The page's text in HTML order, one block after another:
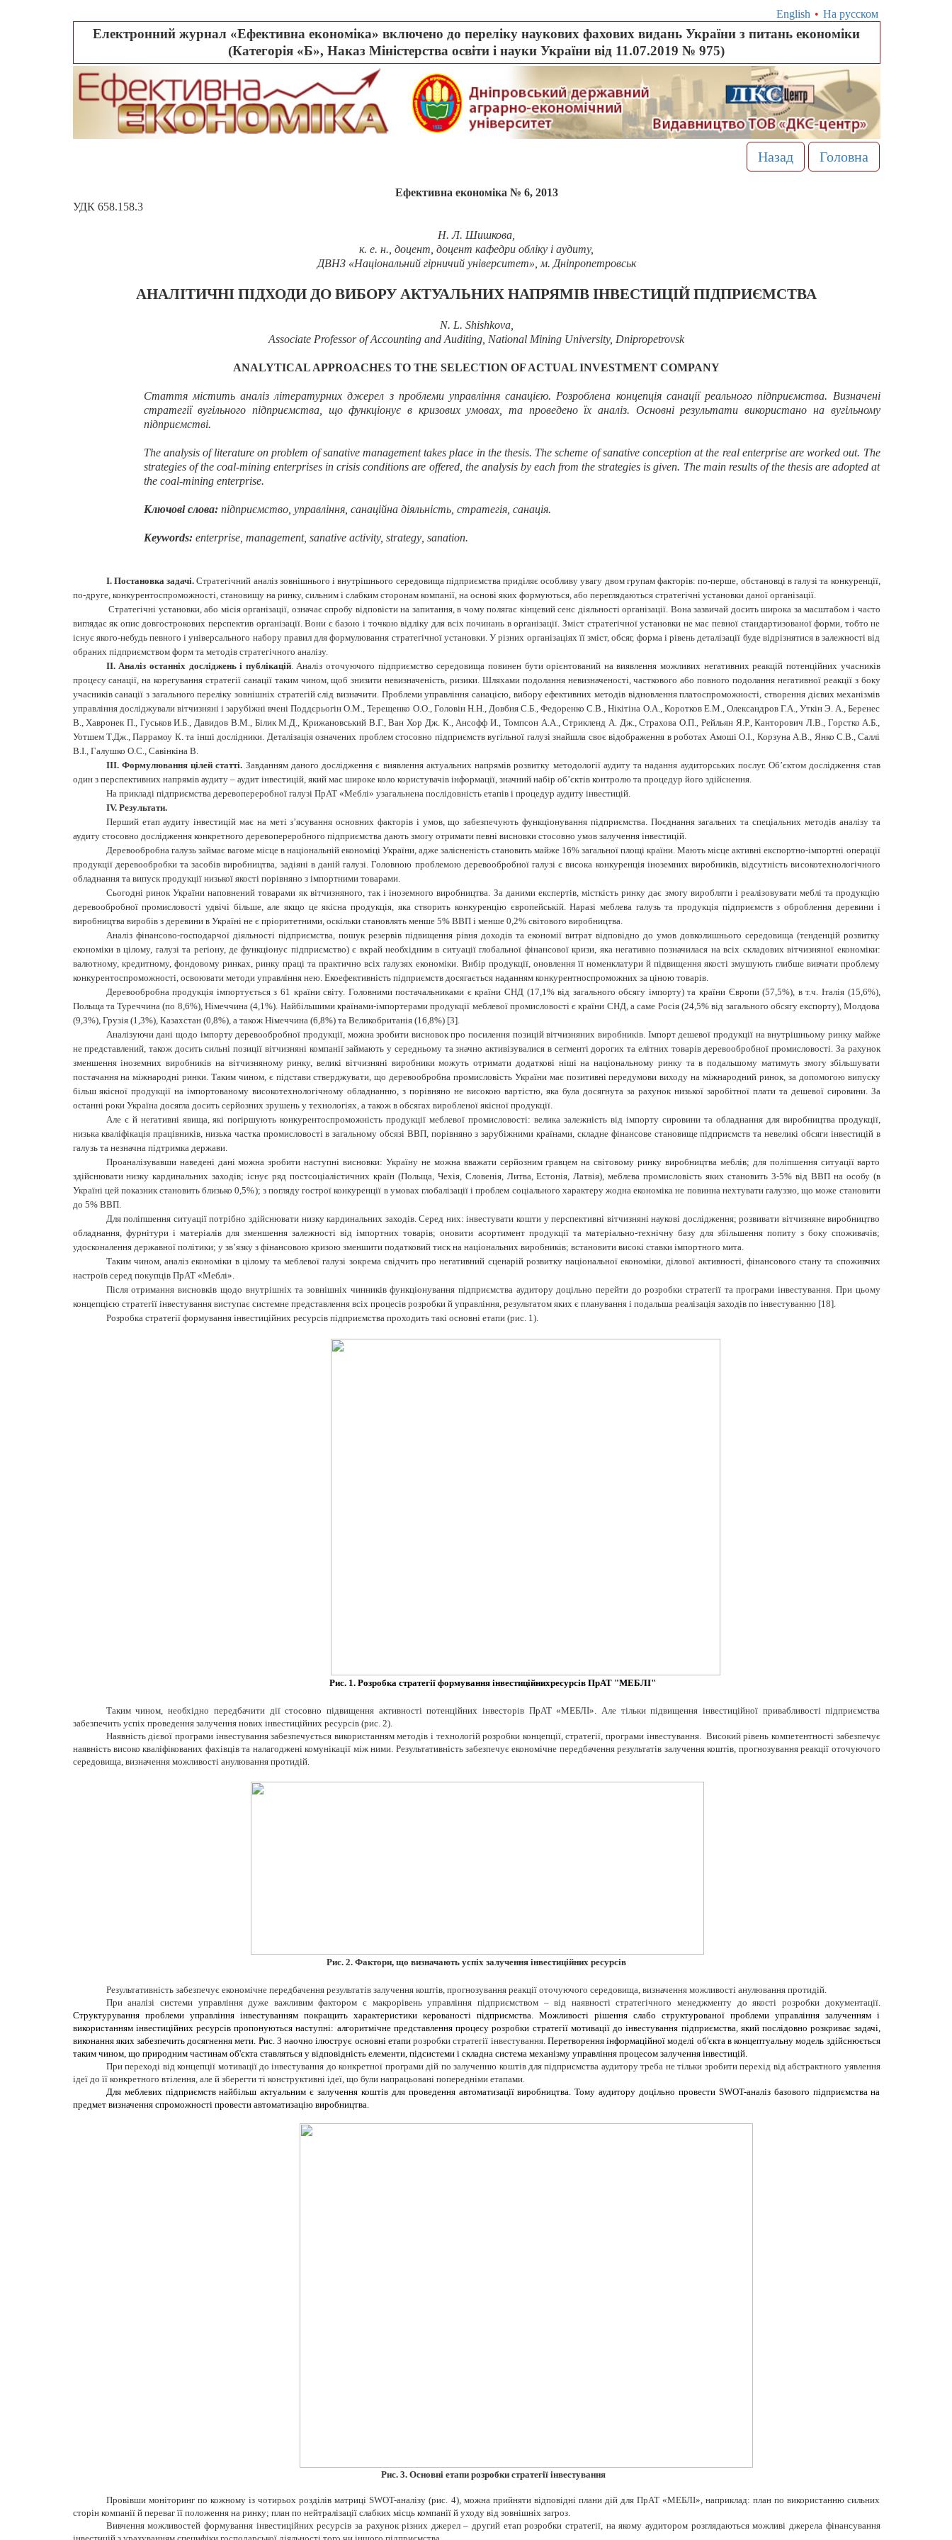
English • На русском
Електронний журнал «Ефективна економіка» включено до переліку наукових фахових видань України з питань економіки
(Категорія «Б», Наказ Міністерства освіти і науки України від 11.07.2019 № 975)
Назад Головна
Ефективна економіка № 6, 2013
УДК 658.158.3
Н. Л. Шишкова,
к. е. н., доцент, доцент кафедри обліку і аудиту,
ДВНЗ «Національний гірничий університет», м. Дніпропетровськ
АНАЛІТИЧНІ ПІДХОДИ ДО ВИБОРУ АКТУАЛЬНИХ НАПРЯМІВ ІНВЕСТИЦІЙ ПІДПРИЄМСТВА
N. L. Shishkova,
Associate Professor of Accounting and Auditing, National Mining University, Dnipropetrovsk
ANALYTICAL APPROACHES TO THE SELECTION OF ACTUAL INVESTMENT COMPANY
Стаття містить аналіз літературних джерел з проблеми управління санацією. Розроблена концепція санації реального підприємства. Визначені
стратегії вугільного підприємства, що функціонує в кризових умовах, та проведено їх аналіз. Основні результати використано на вугільному
підприємстві.
The analysis of literature on problem of sanative management takes place in the thesis. The scheme of sanative conception at the real enterprise are worked out. The
strategies of the coal-mining enterprises in crisis conditions are offered, the analysis by each from the strategies is given. The main results of the thesis are adopted at
the coal-mining enterprise.
Ключові слова:підприємство, управління, санаційна діяльність, стратегія, санація.
Keywords: enterprise, management, sanative activity, strategy, sanation.
І. Постановка задачі.Стратегічний аналіз зовнішнього і внутрішнього середовища підприємства приділяє особливу увагу двом групам факторів: по-перше, обстановці в галузі та конкуренції,
по-друге, конкурентоспроможності, становищу на ринку, сильним і слабким сторонам компанії, на основі яких формуються, або переглядаються стратегічні установки даної організації.
Стратегічні установки, або місія організації, означає спробу відповісти на запитання, в чому полягає кінцевий сенс діяльності організації. Вона зазвичай досить широка за масштабом і часто
виглядає як опис довгострокових перспектив організації. Вони є базою і точкою відліку для всіх починань в організації. Зміст стратегічної установки не має певної стандартизованої форми, тобто не
існує якого-небудь певного і універсального набору правил для формулювання стратегічної установки. У різних організаціях її зміст, обсяг, форма і рівень деталізації буде відрізнятися в залежності від
обраних підприємством форм та методів стратегічного аналізу.
ІІ. Аналіз останніх досліджень і публікацій. Аналіз оточуючого підприємство середовища повинен бути орієнтований на виявлення можливих негативних реакцій потенційних учасників
процесу санації, на корегування стратегії санації таким чином, щоб знизити невизначеність, ризики. Шляхами подолання невизначеності, часткового або повного подолання негативної реакції з боку
учасників санації з загального переліку зовнішніх стратегій слід визначити. Проблеми управління санацією, вибору ефективних методів відновлення платоспроможності, створення дієвих механізмів
управління досліджували вітчизняні і зарубіжні вчені Поддєрьогін О.М., Терещенко О.О., Головін Н.Н., Довбня С.Б., Федоренко С.В., Нікітіна О.А., Коротков Е.М., Олександров Г.А., Уткін Э. А., Беренес
В., Хавронек П., Гуськов И.Б., Давидов В.М., Білик М.Д., Крижановський В.Г., Ван Хор Дж. К., Ансофф И., Томпсон А.А., Стрикленд А. Дж., Страхова О.П., Рейльян Я.Р., Канторович Л.В., Горстко А.Б.,
Уотшем Т.Дж., Паррамоу К. та інші дослідники. Деталізація означених проблем стосовно підприємств вугільної галузі знайшла своє відображення в роботах Амоші О.І., Корзуна А.В., Янко С.В., Саллі
В.І., Галушко О.С., Савінкіна В.
ІІІ. Формулювання цілей статті. Завданням даного дослідження є виявлення актуальних напрямів розвитку методології аудиту та надання аудиторських послуг. Об’єктом дослідження став
один з перспективних напрямів аудиту – аудит інвестицій, який має широке коло користувачів інформації, значний набір об’єктів контролю та процедур його здійснення.
На прикладі підприємства деревопереробної галузі ПрАТ «Меблі» узагальнена послідовність етапів і процедур аудиту інвестицій.
ІV. Результати.
Перший етап аудиту інвестицій має на меті з’ясування основних факторів і умов, що забезпечують функціонування підприємства. Поєднання загальних та спеціальних методів аналізу та
аудиту стосовно дослідження конкретного деревопереробного підприємства дають змогу отримати певні висновки стосовно умов залучення інвестицій.
Деревообробна галузь займає вагоме місце в національній економіці України, адже залісненість становить майже 16% загальної площі країни. Мають місце активні експортно-імпортні операції
продукції деревообробки та засобів виробництва, задіяні в даній галузі. Головною проблемою деревообробної галузі є висока конкуренція іноземних виробників, відсутність високотехнологічного
обладнання та випуск продукції низької якості порівняно з імпортними товарами.
Сьогодні ринок України наповнений товарами як вітчизняного, так і іноземного виробництва. За даними експертів, місткість ринку дає змогу виробляти і реалізовувати меблі та продукцію
деревообробної промисловості удвічі більше, але якщо це якісна продукція, яка створить конкуренцію європейській. Наразі меблева галузь та продукція підприємств з оброблення деревини і
виробництва виробів з деревини в Україні не є пріоритетними, оскільки становлять менше 5% ВВП і менше 0,2% світового виробництва.
Аналіз фінансово-господарчої діяльності підприємства, пошук резервів підвищення рівня доходів та економії витрат відповідно до умов довколишнього середовища (тенденцій розвитку
економіки в цілому, галузі та регіону, де функціонує підприємство) є вкрай необхідним в ситуації глобальної фінансової кризи, яка негативно позначилася на всіх складових вітчизняної економіки:
валютному, кредитному, фондовому ринках, ринку праці та практично всіх галузях економіки. Вибір продукції, оновлення її номенклатури й підвищення якості змушують глибше вивчати проблему
конкурентоспроможності, освоювати методи управління нею. Екоефективність підприємств досягається наданням конкурентноспроможних за ціною товарів.
Деревообробна продукція імпортується з 61 країни світу. Головними постачальниками є країни СНД (17,1% від загального обсягу імпорту) та країни Європи (57,5%), в т.ч. Італія (15,6%),
Польща та Туреччина (по 8,6%), Німеччина (4,1%). Найбільшими країнами-імпортерами продукції меблевої промисловості є країни СНД, а саме Росія (24,5% від загального обсягу експорту), Молдова
(9,3%), Грузія (1,3%), Казахстан (0,8%), а також Німеччина (6,8%) та Великобританія (16,8%) [3].
Аналізуючи дані щодо імпорту деревообробної продукції, можна зробити висновок про посилення позицій вітчизняних виробників. Імпорт дешевої продукції на внутрішньому ринку майже
не представлений, також досить сильні позиції вітчизняні компанії займають у середньому та значно активізувалися в сегменті дорогих та елітних товарів деревообробної промисловості. За рахунок
зменшення іноземних виробників на вітчизняному ринку, великі вітчизняні виробники можуть отримати додаткові ніші на національному ринку та в подальшому матимуть змогу збільшувати
постачання на міжнародні ринки. Таким чином, є підстави стверджувати, що деревообробна промисловість України має позитивні передумови виходу на міжнародний ринок, за допомогою випуску
більш якісної продукції на імпортованому високотехнологічному обладнанню, з порівняно не високою вартістю, яка була досягнута за рахунок низької заробітної плати та дешевої сировини. За
останні роки Україна досягла досить серйозних зрушень у технологіях, а також в обсягах виробленої якісної продукції.
Але є й негативні явища, які погіршують конкурентоспроможність продукції меблевої промисловості: велика залежність від імпорту сировини та обладнання для виробництва продукції,
низька кваліфікація працівників, низька частка промисловості в загальному обсязі ВВП, порівняно з зарубіжними країнами, складне фінансове становище підприємств та невеликі обсяги інвестицій в
галузь та незначна підтримка держави.
Проаналізувавши наведені дані можна зробити наступні висновки: Україну не можна вважати серйозним гравцем на світовому ринку виробництва меблів; для поліпшення ситуації варто
здійснювати низку кардинальних заходів; існує ряд постсоціалістичних країн (Польща, Чехія, Словенія, Литва, Естонія, Латвія), меблева промисловість яких становить 3-5% від ВВП на особу (в
Україні цей показник становить близько 0,5%); з погляду гострої конкуренції в умовах глобалізації і проблем соціального характеру жодна економіка не повинна нехтувати галуззю, що може становити
до 5% ВВП.
Для поліпшення ситуації потрібно здійснювати низку кардинальних заходів. Серед них: інвестувати кошти у перспективні вітчизняні наукові дослідження; розвивати вітчизняне виробництво
обладнання, фурнітури і матеріалів для зменшення залежності від імпортних товарів; оновити асортимент продукції та матеріально-технічну базу для збільшення попиту з боку споживачів;
удосконалення державної політики; у зв’язку з фінансовою кризою зменшити податковий тиск на національних виробників; встановити високі ставки імпортного мита.
Таким чином, аналіз економіки в цілому та меблевої галузі зокрема свідчить про негативний сценарій розвитку національної економіки, ділової активності, фінансового стану та споживчих
настроїв серед покупців ПрАТ «Меблі».
Після отримання висновків щодо внутрішніх та зовнішніх чинників функціонування підприємства аудитору доцільно перейти до розробки стратегії та програми інвестування. При цьому
концепцією стратегії інвестування виступає системне представлення всіх процесів розробки й управління, результатом яких є планування і подальша реалізація заходів по інвестуванню [18].
Розробка стратегії формування інвестиційних ресурсів підприємства проходить такі основні етапи (рис. 1).
Рис. 1. Розробка стратегії формування інвестиційнихресурсів ПрАТ "МЕБЛІ"
Таким чином, необхідно передбачити дії стосовно підвищення активності потенційних інвесторів ПрАТ «МЕБЛІ». Але тільки підвищення інвестиційної привабливості підприємства
забезпечить успіх проведення залучення нових інвестиційних ресурсів (рис. 2).
Наявність дієвої програми інвестування забезпечується використанням методів і технологій розробки концепції, стратегії, програми інвестування. Високий рівень компетентності забезпечує
наявність високо кваліфікованих фахівців та налагоджені комунікації між ними. Результативність забезпечує економічне передбачення результатів залучення коштів, прогнозування реакції оточуючого
середовища, визначення можливості анулювання протидій.
Рис. 2. Фактори, що визначають успіх залучення інвестиційних ресурсів
Результативність забезпечує економічне передбачення результатів залучення коштів, прогнозування реакції оточуючого середовища, визначення можливості анулювання протидій.
При аналізі системи управління дуже важливим фактором є макрорівень управління підприємством – від наявності стратегічного менеджменту до якості розробки документації.
Структурування проблеми управління інвестуванням покращить характеристики керованості підприємства. Можливості рішення слабо структурованої проблеми управління залученням і
використанням інвестиційних ресурсів пропонуються наступні: алгоритмічне представлення процесу розробки стратегії мотивації до інвестування підприємства, який послідовно розкриває задачі,
виконання яких забезпечить досягнення мети. Рис. 3 наочно ілюструє основні етапирозробки стратегії інвестування. Перетворення інформаційної моделі об'єкта в концептуальну модель здійснюється
таким чином, що природним частинам об'єкта ставляться у відповідність елементи, підсистеми і складна система механізму управління процесом залучення інвестицій.
При переході від концепції мотивації до інвестування до конкретної програми дій по залученню коштів для підприємства аудитору треба не тільки зробити перехід від абстрактного уявлення
ідеї до її конкретного втілення, але й зберегти ті конструктивні ідеї, що були напрацьовані попередніми етапами.
Для меблевих підприємств найбільш актуальним є залучення коштів для проведення автоматизації виробництва. Тому аудитору доцільно провести SWOT-аналіз базового підприємства на
предмет визначення спроможності провести автоматизацію виробництва.
Рис. 3. Основні етапи розробки стратегії інвестування
Провівши моніторинг по кожному із чотирьох розділів матриці SWOT-аналізу (рис. 4), можна прийняти відповідні плани дій для ПрАТ «МЕБЛІ», наприклад: план по використанню сильних
сторін компанії й переваг її положення на ринку; план по нейтралізації слабких місць компанії й уходу від зовнішніх загроз.
Вивчення можливостей формування інвестиційних ресурсів за рахунок різних джерел – другий етап розробки стратегії, на якому аудитором розглядаються можливі джерела фінансування